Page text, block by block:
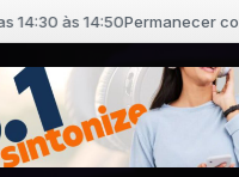
às 14:50Permanecer